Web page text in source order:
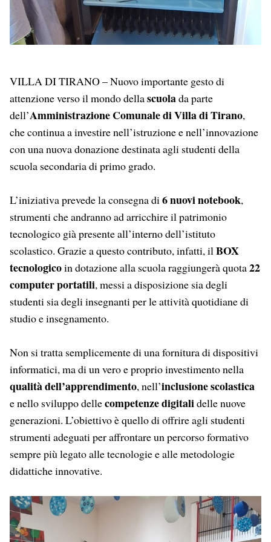
VILLA DI TIRANO – Nuovo importante gesto di
attenzione verso il mondo dellascuolada parte
dell’Amministrazione Comunale di Villa di Tirano,
che continua a investire nell’istruzione e nell’innovazione
con una nuova donazione destinata agli studenti della
scuola secondaria di primo grado.
L’iniziativa prevede la consegna di6 nuovi notebook,
strumenti che andranno ad arricchire il patrimonio
tecnologico già presente all’interno dell’istituto
scolastico. Grazie a questo contributo, infatti, ilBOX
tecnologicoin dotazione alla scuola raggiungerà quota22
computer portatili, messi a disposizione sia degli
studenti sia degli insegnanti per le attività quotidiane di
studio e insegnamento.
Non si tratta semplicemente di una fornitura di dispositivi
informatici, ma di un vero e proprio investimento nella
qualità dell’apprendimento, nell’inclusione scolastica
e nello sviluppo dellecompetenze digitalidelle nuove
generazioni. L’obiettivo è quello di offrire agli studenti
strumenti adeguati per affrontare un percorso formativo
sempre più legato alle tecnologie e alle metodologie
didattiche innovative.